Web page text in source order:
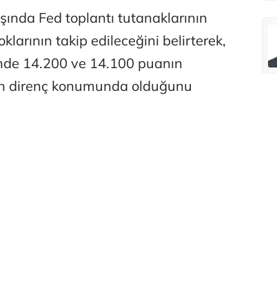
Fed toplantı tutanaklarının
takip edileceğini belirterek,
14.200 ve 14.100 puanın
direnç konumunda olduğunu
İnsan-ı Kâmilden Erdemli Şehre: İslam Düşüncesinde Adalet-II
Hakkı Öcal
Amerika Avrupa’yı geri kazanabilir mi?